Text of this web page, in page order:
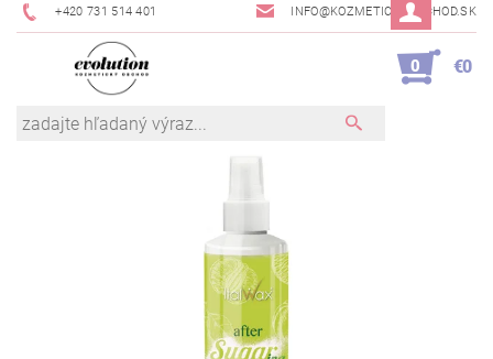
+420 731 514 401 INFO@KOZMETICKYOBCHOD.SK
0 €0